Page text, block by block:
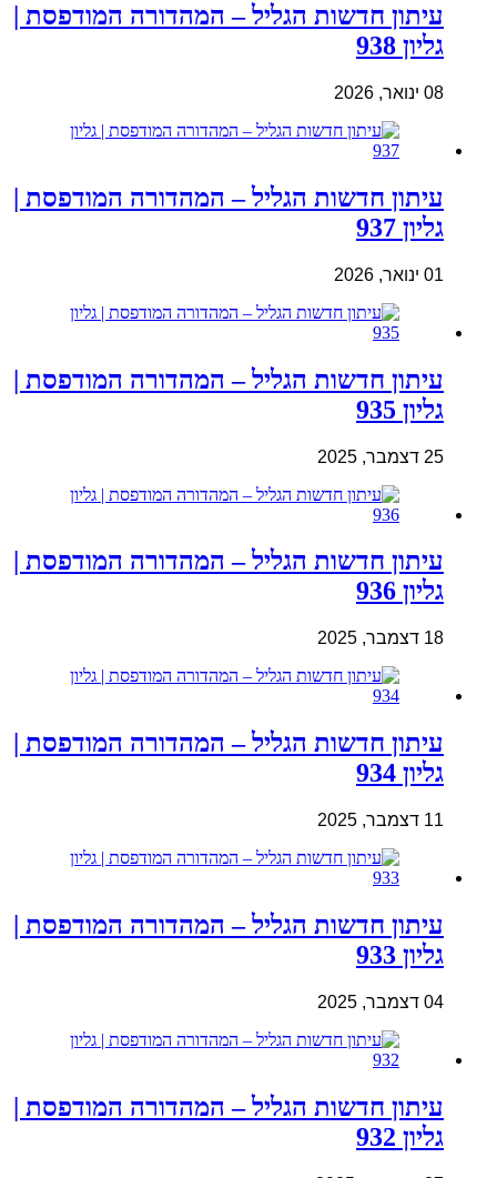
עיתון חדשות הגליל – המהדורה המודפסת |
גליון 938
08 ינואר, 2026
עיתון חדשות הגליל – המהדורה המודפסת |
גליון 937
01 ינואר, 2026
עיתון חדשות הגליל – המהדורה המודפסת |
גליון 935
25 דצמבר, 2025
עיתון חדשות הגליל – המהדורה המודפסת |
גליון 936
18 דצמבר, 2025
עיתון חדשות הגליל – המהדורה המודפסת |
גליון 934
11 דצמבר, 2025
עיתון חדשות הגליל – המהדורה המודפסת |
גליון 933
04 דצמבר, 2025
עיתון חדשות הגליל – המהדורה המודפסת |
גליון 932